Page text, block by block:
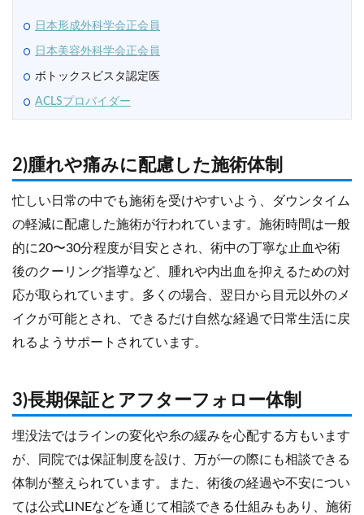
日本形成外科学会正会員
日本美容外科学会正会員
ボトックスビスタ認定医
ACLSプロバイダー
2)腫れや痛みに配慮した施術体制
忙しい日常の中でも施術を受けやすいよう、ダウンタイム
の軽減に配慮した施術が行われています。施術時間は一般
的に20〜30分程度が目安とされ、術中の丁寧な止血や術
後のクーリング指導など、腫れや内出血を抑えるための対
応が取られています。多くの場合、翌日から目元以外のメ
イクが可能とされ、できるだけ自然な経過で日常生活に戻
れるようサポートされています。
3)長期保証とアフターフォロー体制
埋没法ではラインの変化や糸の緩みを心配する方もいます
が、同院では保証制度を設け、万が一の際にも相談できる
体制が整えられています。また、術後の経過や不安につい
ては公式LINEなどを通じて相談できる仕組みもあり、施術